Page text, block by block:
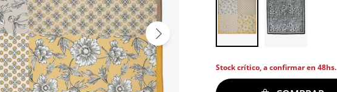
Stock crítico, a confirmar en 48hs.